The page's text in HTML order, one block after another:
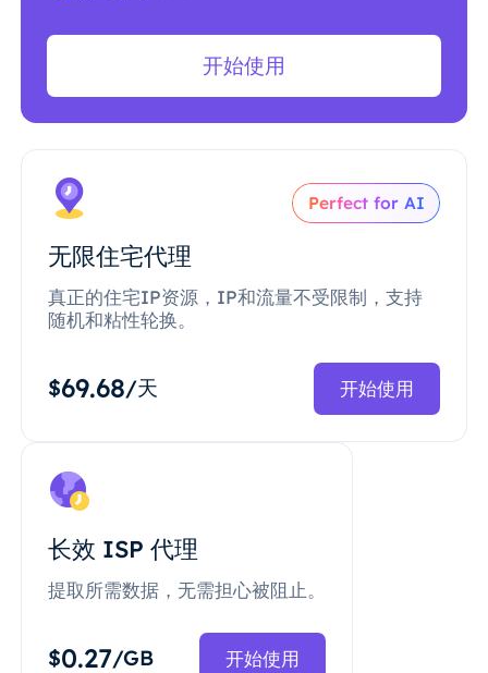
开始使用
Perfect for AI
无限住宅代理
真正的住宅IP资源，IP和流量不受限制，支持
随机和粘性轮换。
$69.68/天 开始使用
长效 ISP 代理
提取所需数据，无需担心被阻止。
$0.27/GB 开始使用